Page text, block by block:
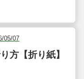
05/07
方【折り紙】